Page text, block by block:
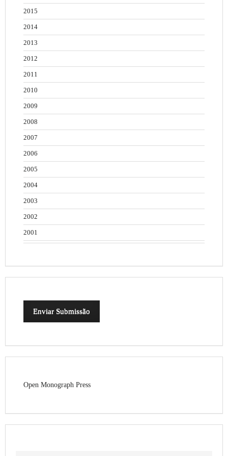
2015
2014
2013
2012
2011
2010
2009
2008
2007
2006
2005
2004
2003
2002
2001
Enviar Submissão
Open Monograph Press